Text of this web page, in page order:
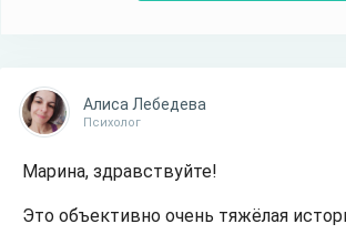
Алиса Лебедева
Психолог
Марина, здравствуйте!
Это объективно очень тяжёлая